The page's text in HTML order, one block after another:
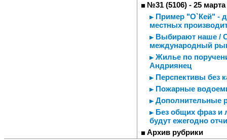
№31 (5106) - 25 марта
Пример "О`Кей" -
местных
Выбирают наше /
международный
Жилье по
Андриянец
Перспективы без
Пожарные
Дополнительные
Без общих фраз и
будут ежегодно
Архив рубрики